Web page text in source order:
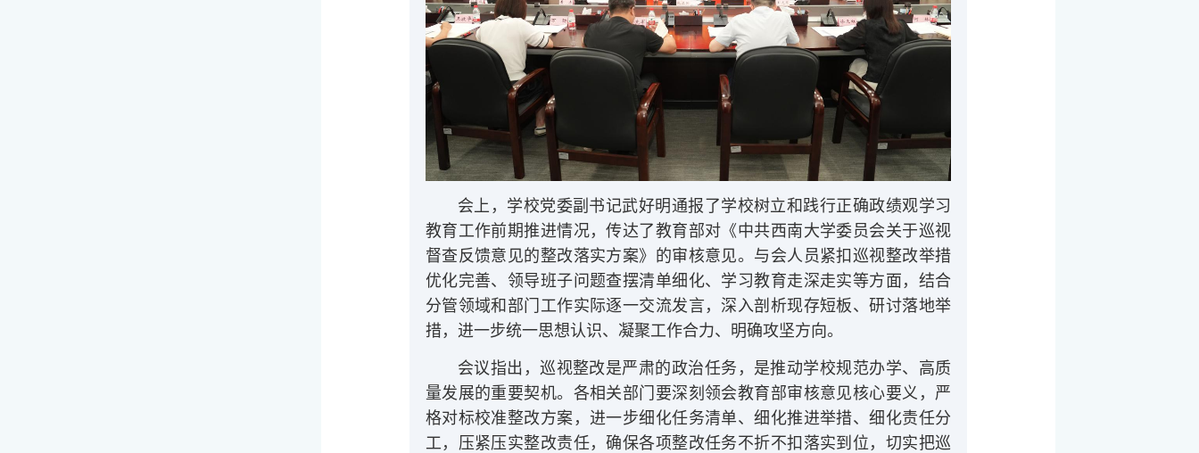
会上，学校党委副书记武好明通报了学校树立和践行正确政绩观学习
教育工作前期推进情况，传达了教育部对《中共西南大学委员会关于巡视
督查反馈意见的整改落实方案》的审核意见。与会人员紧扣巡视整改举措
优化完善、领导班子问题查摆清单细化、学习教育走深走实等方面，结合
分管领域和部门工作实际逐一交流发言，深入剖析现存短板、研讨落地举
措，进一步统一思想认识、凝聚工作合力、明确攻坚方向。
会议指出，巡视整改是严肃的政治任务，是推动学校规范办学、高质
量发展的重要契机。各相关部门要深刻领会教育部审核意见核心要义，严
格对标校准整改方案，进一步细化任务清单、细化推进举措、细化责任分
工，压紧压实整改责任，确保各项整改任务不折不扣落实到位，切实把巡